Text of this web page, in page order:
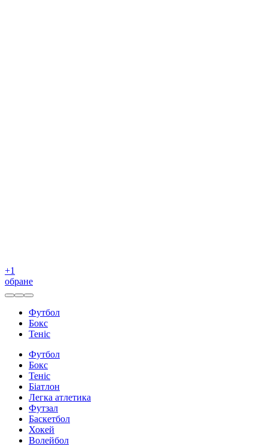
+1
обране
Футбол
Бокс
Теніс
Футбол
Бокс
Теніс
Біатлон
Легка атлетика
Футзал
Баскетбол
Хокей
Волейбол